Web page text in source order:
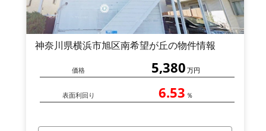
神奈川県横浜市旭区南希望が丘の物件情報
価格 5,380 万円
表面利回り 6.53 ％